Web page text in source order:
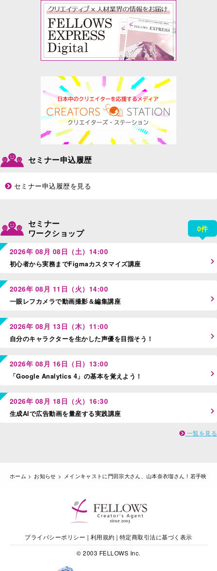
セミナー申込履歴
セミナー申込履歴を見る
セミナー
ワークショップ
0件
2026年 08月 08日（土）14:00
初心者から実務までFigmaカスタマイズ講座
2026年 08月 11日（火）14:00
一眼レフカメラで動画撮影＆編集講座
2026年 08月 13日（木）11:00
自分のキャラクターを生かした声優を目指そう！
2026年 08月 16日（日）13:00
「Google Analytics 4」の基本を覚えよう！
2026年 08月 18日（火）16:30
生成AIで広告動画を量産する実践講座
一覧を見る
ホーム お知らせ メインキャストに門田宗大さん、山本奈衣瑠さん！若手映
プライバシーポリシー | 利用規約 | 特定商取引法に基づく表示
© 2003 FELLOWS Inc.